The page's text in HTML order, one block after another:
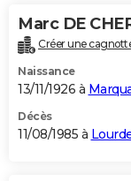
Marc DE
Créer une
Naissance
13/11/1926 à
Décès
11/08/1985 à